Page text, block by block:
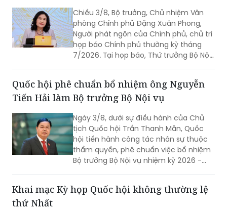
họp báo Chính phủ thường kỳ tháng
7/2026. Tại họp báo, Thứ trưởng Bộ Nội
vụ Nguyễn Thị Hà đã thông tin về kết
quả sắp xếp các thôn, tổ dân phố trên
toàn quốc.
Quốc hội phê chuẩn bổ nhiệm ông Nguyễn
Tiến Hải làm Bộ trưởng Bộ Nội vụ
Ngày 3/8, dưới sự điều hành của Chủ
tịch Quốc hội Trần Thanh Mẫn, Quốc
hội tiến hành công tác nhân sự thuộc
thẩm quyền, phê chuẩn việc bổ nhiệm
Bộ trưởng Bộ Nội vụ nhiệm kỳ 2026 -
2031 đối với ông Nguyễn Tiến Hải, Ủy
viên Ban Chấp hành Trung ương Đảng,
quyền Bộ trưởng Bộ Nội vụ.
Khai mạc Kỳ họp Quốc hội không thường lệ
Sáng 3/8, Kỳ họp không thường lệ thứ